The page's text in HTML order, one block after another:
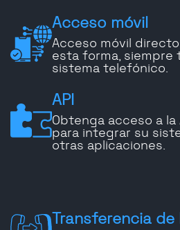
Acceso móvil
Acceso móvil directo
esta forma, siempre
sistema telefónico.
API
Obtenga acceso a la
para integrar su
otras aplicaciones.
Transferencia de